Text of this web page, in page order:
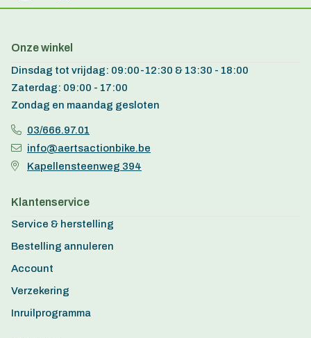
Onze winkel
Dinsdag tot vrijdag: 09:00-12:30 & 13:30 - 18:00
Zaterdag: 09:00 - 17:00
Zondag en maandag gesloten
03/666.97.01
info@aertsactionbike.be
Kapellensteenweg 394
Klantenservice
Service & herstelling
Bestelling annuleren
Account
Verzekering
Inruilprogramma